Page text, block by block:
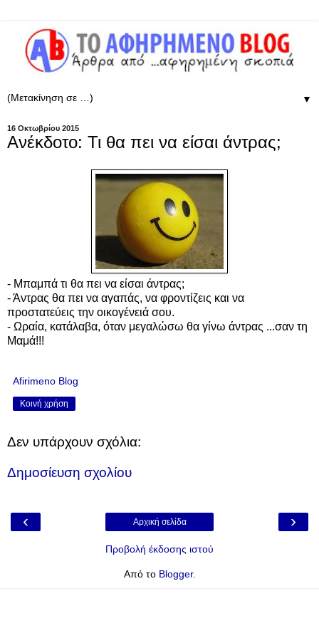
▼
16 Οκτωβρίου 2015
Ανέκδοτο: Τι θα πει να είσαι άντρας;
- Μπαμπά τι θα πει να είσαι άντρας;
- Άντρας θα πει να αγαπάς, να φροντίζεις και να
προστατεύεις την οικογένειά σου.
- Ωραία, κατάλαβα, όταν μεγαλώσω θα γίνω άντρας ...σαν τη
Μαμά!!!
Afirimeno Blog
Κοινή χρήση
Δεν υπάρχουν σχόλια:
Δημοσίευση σχολίου
‹ ›
Αρχική σελίδα
Προβολή έκδοσης ιστού
Από το Blogger.